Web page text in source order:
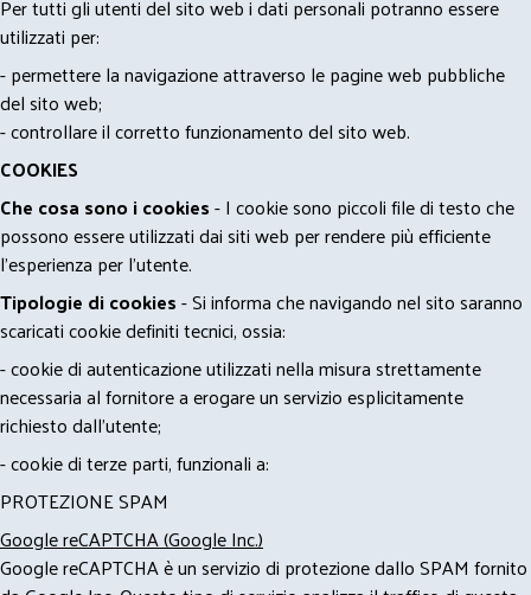
Per tutti gli utenti del sito web i dati personali potranno essere
utilizzati per:
- permettere la navigazione attraverso le pagine web pubbliche
del sito web;
- controllare il corretto funzionamento del sito web.
COOKIES
Che cosa sono i cookies- I cookie sono piccoli file di testo che
possono essere utilizzati dai siti web per rendere più efficiente
l'esperienza per l'utente.
Tipologie di cookies- Si informa che navigando nel sito saranno
scaricati cookie definiti tecnici, ossia:
- cookie di autenticazione utilizzati nella misura strettamente
necessaria al fornitore a erogare un servizio esplicitamente
richiesto dall'utente;
- cookie di terze parti, funzionali a:
PROTEZIONE SPAM
Google reCAPTCHA (Google Inc.)
Google reCAPTCHA è un servizio di protezione dallo SPAM fornito